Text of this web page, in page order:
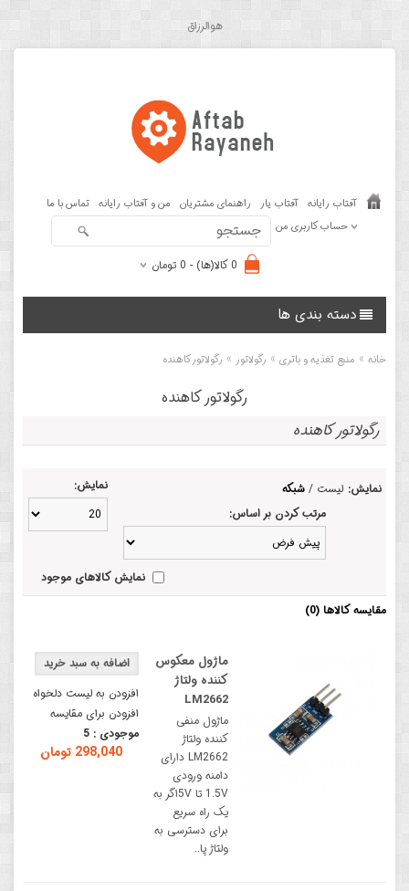
هوالرزاق
آفتاب رایانه آفتاب یار راهنمای مشتریان من و آفتاب رایانه تماس با ما
حساب کاربری من
0 کالا(ها) - 0 تومان
دسته بندی ها
خانه » منبع تغذیه و باتری » رگولاتور » رگولاتور کاهنده
رگولاتور کاهنده
رگولاتور کاهنده
نمایش: لیست / شبکه
نمایش:
مرتب کردن بر اساس:
نمایش کالاهای موجود
مقایسه کالاها (0)
افزودن به لیست دلخواه
افزودن برای مقایسه
موجودی : 5
298,040 تومان
ماژول معکوس
کننده ولتاژ
LM2662
ماژول منفی
کننده ولتاژ
LM2662 دارای
دامنه ورودی
1.5V تا 5Vاگر به
یک راه سریع
برای دسترسی به
ولتاژ پا..